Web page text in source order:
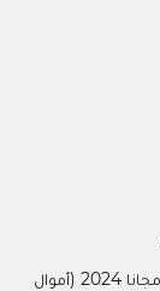
من خلال هذا المقال يمكنك تنزيل Gta Sa للايفون مجانا 2024 (أموال